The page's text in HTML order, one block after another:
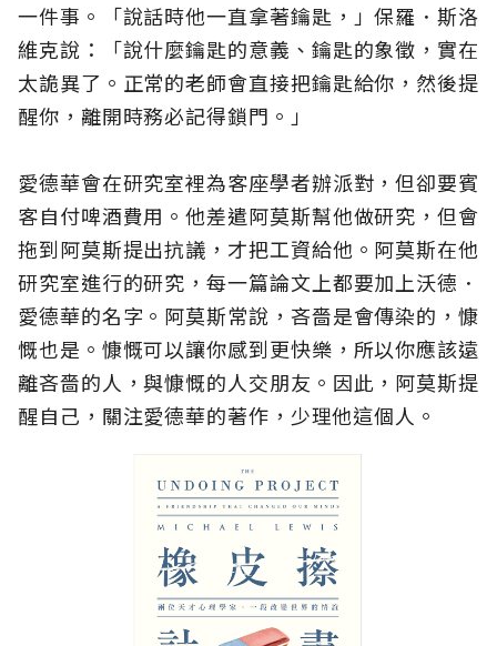
一件事。「說話時他一直拿著鑰匙，」保羅．斯洛
維克說：「說什麼鑰匙的意義、鑰匙的象徵，實在
太詭異了。正常的老師會直接把鑰匙給你，然後提
醒你，離開時務必記得鎖門。」
愛德華會在研究室裡為客座學者辦派對，但卻要賓
客自付啤酒費用。他差遣阿莫斯幫他做研究，但會
拖到阿莫斯提出抗議，才把工資給他。阿莫斯在他
研究室進行的研究，每一篇論文上都要加上沃德．
愛德華的名字。阿莫斯常說，吝嗇是會傳染的，慷
慨也是。慷慨可以讓你感到更快樂，所以你應該遠
離吝嗇的人，與慷慨的人交朋友。因此，阿莫斯提
醒自己，關注愛德華的著作，少理他這個人。